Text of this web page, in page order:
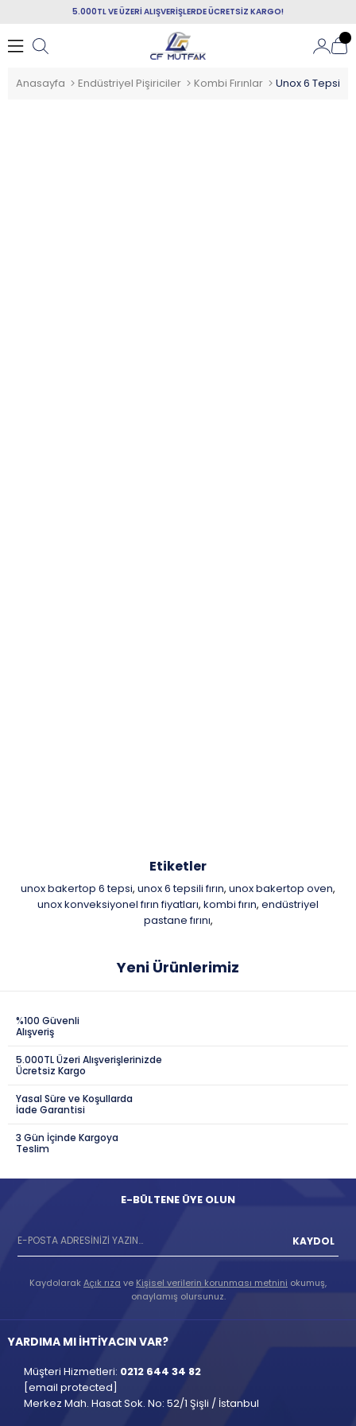
5.000TL VE ÜZERİ ALIŞVERİŞLERDE ÜCRETSİZ KARGO!
Anasayfa Endüstriyel Pişiriciler Kombi Fırınlar
Etiketler
unox bakertop 6 tepsi, unox 6 tepsili fırın, unox bakertop oven,
unox konveksiyonel fırın fiyatları, kombi fırın, endüstriyel
pastane fırını,
Yeni Ürünlerimiz
%100 Güvenli
Alışveriş
5.000TL Üzeri Alışverişlerinizde
Ücretsiz Kargo
Yasal Süre ve Koşullarda
İade Garantisi
3 Gün İçinde Kargoya
Teslim
E-BÜLTENE ÜYE OLUN
KAYDOL
KaydolarakAçık rıza ve Kişisel verilerin korunması metnini okumuş,
onaylamış olursunuz.
YARDIMA MI İHTİYACIN VAR?
Müşteri Hizmetleri: 0212 644 34 82
[email protected]
Merkez Mah. Hasat Sok. No: 52/1 Şişli / İstanbul